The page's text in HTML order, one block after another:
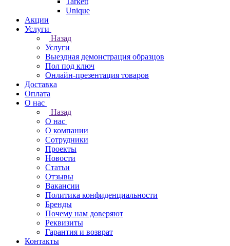
Unique
Акции
Услуги
Назад
Услуги
Выездная демонстрация образцов
Пол под ключ
Онлайн-презентация товаров
Доставка
Оплата
О нас
Назад
О нас
О компании
Сотрудники
Проекты
Новости
Статьи
Отзывы
Вакансии
Политика конфиденциальности
Бренды
Почему нам доверяют
Реквизиты
Гарантия и возврат
Контакты